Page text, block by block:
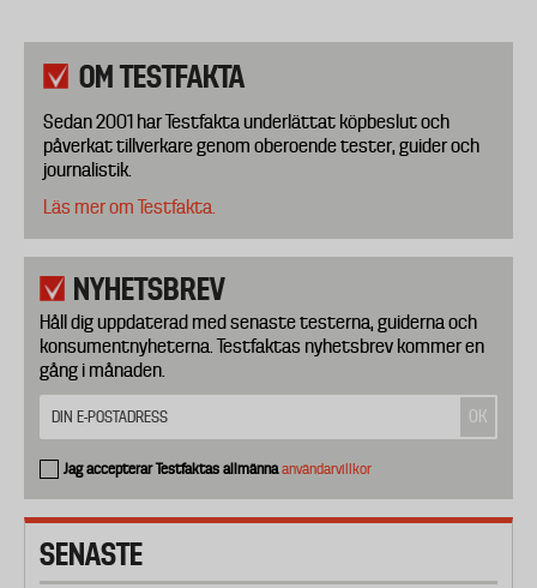
OM TESTFAKTA
Sedan 2001 har Testfakta underlättat köpbeslut och
påverkat tillverkare genom oberoende tester, guider och
journalistik.
Läs mer om Testfakta.
NYHETSBREV
Håll dig uppdaterad med senaste testerna, guiderna och
konsumentnyheterna. Testfaktas nyhetsbrev kommer en
gång i månaden.
Jag accepterar Testfaktas allmännaanvändarvillkor
SENASTE